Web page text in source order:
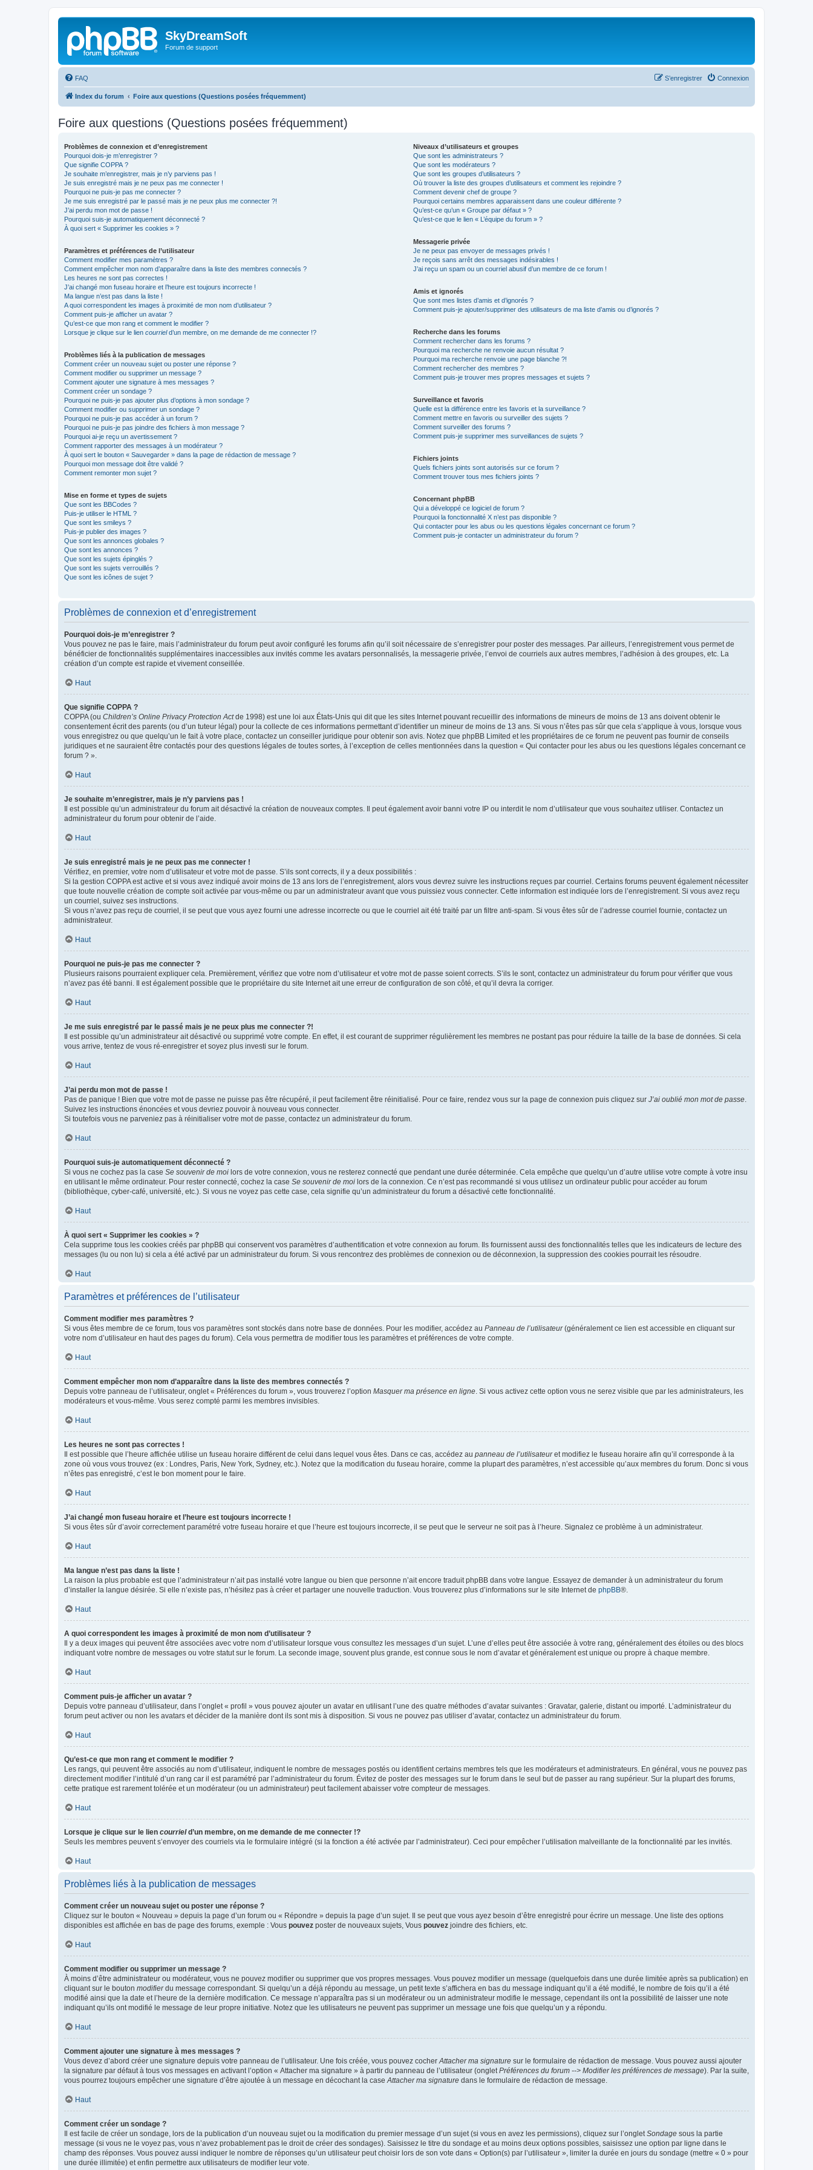
SkyDreamSoft
Forum de support
FAQ Connexion
S’enregistrer
Index du forum Foire aux questions (Questions posées fréquemment)
Foire aux questions (Questions posées fréquemment)
Problèmes de connexion et d’enregistrement
Pourquoi dois-je m’enregistrer ?
Que signifie COPPA ?
Je souhaite m’enregistrer, mais je n’y parviens pas !
Je suis enregistré mais je ne peux pas me connecter !
Pourquoi ne puis-je pas me connecter ?
Je me suis enregistré par le passé mais je ne peux plus me connecter ?!
J’ai perdu mon mot de passe !
Pourquoi suis-je automatiquement déconnecté ?
À quoi sert « Supprimer les cookies » ?
Paramètres et préférences de l’utilisateur
Comment modifier mes paramètres ?
Comment empêcher mon nom d’apparaître dans la liste des membres connectés ?
Les heures ne sont pas correctes !
J’ai changé mon fuseau horaire et l’heure est toujours incorrecte !
Ma langue n’est pas dans la liste !
A quoi correspondent les images à proximité de mon nom d’utilisateur ?
Comment puis-je afficher un avatar ?
Qu’est-ce que mon rang et comment le modifier ?
Lorsque je clique sur le lien courrield’un membre, on me demande de me connecter !?
Problèmes liés à la publication de messages
Comment créer un nouveau sujet ou poster une réponse ?
Comment modifier ou supprimer un message ?
Comment ajouter une signature à mes messages ?
Comment créer un sondage ?
Pourquoi ne puis-je pas ajouter plus d’options à mon sondage ?
Comment modifier ou supprimer un sondage ?
Pourquoi ne puis-je pas accéder à un forum ?
Pourquoi ne puis-je pas joindre des fichiers à mon message ?
Pourquoi ai-je reçu un avertissement ?
Comment rapporter des messages à un modérateur ?
À quoi sert le bouton « Sauvegarder » dans la page de rédaction de message ?
Pourquoi mon message doit être validé ?
Comment remonter mon sujet ?
Mise en forme et types de sujets
Que sont les BBCodes ?
Puis-je utiliser le HTML ?
Que sont les smileys ?
Puis-je publier des images ?
Que sont les annonces globales ?
Que sont les annonces ?
Que sont les sujets épinglés ?
Que sont les sujets verrouillés ?
Que sont les icônes de sujet ?
Niveaux d’utilisateurs et groupes
Que sont les administrateurs ?
Que sont les modérateurs ?
Que sont les groupes d’utilisateurs ?
Où trouver la liste des groupes d’utilisateurs et comment les rejoindre ?
Comment devenir chef de groupe ?
Pourquoi certains membres apparaissent dans une couleur différente ?
Qu’est-ce qu’un « Groupe par défaut » ?
Qu’est-ce que le lien « L’équipe du forum » ?
Messagerie privée
Je ne peux pas envoyer de messages privés !
Je reçois sans arrêt des messages indésirables !
J’ai reçu un spam ou un courriel abusif d’un membre de ce forum !
Amis et ignorés
Que sont mes listes d’amis et d’ignorés ?
Comment puis-je ajouter/supprimer des utilisateurs de ma liste d’amis ou d’ignorés ?
Recherche dans les forums
Comment rechercher dans les forums ?
Pourquoi ma recherche ne renvoie aucun résultat ?
Pourquoi ma recherche renvoie une page blanche ?!
Comment rechercher des membres ?
Comment puis-je trouver mes propres messages et sujets ?
Surveillance et favoris
Quelle est la différence entre les favoris et la surveillance ?
Comment mettre en favoris ou surveiller des sujets ?
Comment surveiller des forums ?
Comment puis-je supprimer mes surveillances de sujets ?
Fichiers joints
Quels fichiers joints sont autorisés sur ce forum ?
Comment trouver tous mes fichiers joints ?
Concernant phpBB
Qui a développé ce logiciel de forum ?
Pourquoi la fonctionnalité X n’est pas disponible ?
Qui contacter pour les abus ou les questions légales concernant ce forum ?
Comment puis-je contacter un administrateur du forum ?
Problèmes de connexion et d’enregistrement
Pourquoi dois-je m’enregistrer ?
Vous pouvez ne pas le faire, mais l’administrateur du forum peut avoir configuré les forums afin qu’il soit nécessaire de s’enregistrer pour poster des messages. Par ailleurs, l’enregistrement vous permet de
bénéficier de fonctionnalités supplémentaires inaccessibles aux invités comme les avatars personnalisés, la messagerie privée, l’envoi de courriels aux autres membres, l’adhésion à des groupes, etc. La
création d’un compte est rapide et vivement conseillée.
Haut
Que signifie COPPA ?
COPPA (ou Children’s Online Privacy Protection Actde 1998) est une loi aux États-Unis qui dit que les sites Internet pouvant recueillir des informations de mineurs de moins de 13 ans doivent obtenir le
consentement écrit des parents (ou d’un tuteur légal) pour la collecte de ces informations permettant d’identifier un mineur de moins de 13 ans. Si vous n’êtes pas sûr que cela s’applique à vous, lorsque vous
vous enregistrez ou que quelqu’un le fait à votre place, contactez un conseiller juridique pour obtenir son avis. Notez que phpBB Limited et les propriétaires de ce forum ne peuvent pas fournir de conseils
juridiques et ne sauraient être contactés pour des questions légales de toutes sortes, à l’exception de celles mentionnées dans la question « Qui contacter pour les abus ou les questions légales concernant ce
forum ? ».
Haut
Je souhaite m’enregistrer, mais je n’y parviens pas !
Il est possible qu’un administrateur du forum ait désactivé la création de nouveaux comptes. Il peut également avoir banni votre IP ou interdit le nom d’utilisateur que vous souhaitez utiliser. Contactez un
administrateur du forum pour obtenir de l’aide.
Haut
Je suis enregistré mais je ne peux pas me connecter !
Vérifiez, en premier, votre nom d’utilisateur et votre mot de passe. S’ils sont corrects, il y a deux possibilités :
Si la gestion COPPA est active et si vous avez indiqué avoir moins de 13 ans lors de l’enregistrement, alors vous devrez suivre les instructions reçues par courriel. Certains forums peuvent également nécessiter
que toute nouvelle création de compte soit activée par vous-même ou par un administrateur avant que vous puissiez vous connecter. Cette information est indiquée lors de l’enregistrement. Si vous avez reçu
un courriel, suivez ses instructions.
Si vous n’avez pas reçu de courriel, il se peut que vous ayez fourni une adresse incorrecte ou que le courriel ait été traité par un filtre anti-spam. Si vous êtes sûr de l’adresse courriel fournie, contactez un
administrateur.
Haut
Pourquoi ne puis-je pas me connecter ?
Plusieurs raisons pourraient expliquer cela. Premièrement, vérifiez que votre nom d’utilisateur et votre mot de passe soient corrects. S’ils le sont, contactez un administrateur du forum pour vérifier que vous
n’avez pas été banni. Il est également possible que le propriétaire du site Internet ait une erreur de configuration de son côté, et qu’il devra la corriger.
Haut
Je me suis enregistré par le passé mais je ne peux plus me connecter ?!
Il est possible qu’un administrateur ait désactivé ou supprimé votre compte. En effet, il est courant de supprimer régulièrement les membres ne postant pas pour réduire la taille de la base de données. Si cela
vous arrive, tentez de vous ré-enregistrer et soyez plus investi sur le forum.
Haut
J’ai perdu mon mot de passe !
Pas de panique ! Bien que votre mot de passe ne puisse pas être récupéré, il peut facilement être réinitialisé. Pour ce faire, rendez vous sur la page de connexion puis cliquez sur J’ai oublié mon mot de passe
Suivez les instructions énoncées et vous devriez pouvoir à nouveau vous connecter.
Si toutefois vous ne parveniez pas à réinitialiser votre mot de passe, contactez un administrateur du forum.
Haut
Pourquoi suis-je automatiquement déconnecté ?
Si vous ne cochez pas la case Se souvenir de moi lors de votre connexion, vous ne resterez connecté que pendant une durée déterminée. Cela empêche que quelqu’un d’autre utilise votre compte à votre insu
en utilisant le même ordinateur. Pour rester connecté, cochez la case Se souvenir de moi lors de la connexion. Ce n’est pas recommandé si vous utilisez un ordinateur public pour accéder au forum
(bibliothèque, cyber-café, université, etc.). Si vous ne voyez pas cette case, cela signifie qu’un administrateur du forum a désactivé cette fonctionnalité.
Haut
À quoi sert « Supprimer les cookies » ?
Cela supprime tous les cookies créés par phpBB qui conservent vos paramètres d’authentification et votre connexion au forum. Ils fournissent aussi des fonctionnalités telles que les indicateurs de lecture des
messages (lu ou non lu) si cela a été activé par un administrateur du forum. Si vous rencontrez des problèmes de connexion ou de déconnexion, la suppression des cookies pourrait les résoudre.
Haut
Paramètres et préférences de l’utilisateur
Comment modifier mes paramètres ?
Si vous êtes membre de ce forum, tous vos paramètres sont stockés dans notre base de données. Pour les modifier, accédez au Panneau de l’utilisateur(généralement ce lien est accessible en cliquant sur
votre nom d’utilisateur en haut des pages du forum). Cela vous permettra de modifier tous les paramètres et préférences de votre compte.
Haut
Comment empêcher mon nom d’apparaître dans la liste des membres connectés ?
Depuis votre panneau de l’utilisateur, onglet « Préférences du forum », vous trouverez l’option Masquer ma présence en ligne . Si vous activez cette option vous ne serez visible que par les administrateurs, les
modérateurs et vous-même. Vous serez compté parmi les membres invisibles.
Haut
Les heures ne sont pas correctes !
Il est possible que l’heure affichée utilise un fuseau horaire différent de celui dans lequel vous êtes. Dans ce cas, accédez au panneau de l’utilisateuret modifiez le fuseau horaire afin qu’il corresponde à la
zone où vous vous trouvez (ex : Londres, Paris, New York, Sydney, etc.). Notez que la modification du fuseau horaire, comme la plupart des paramètres, n’est accessible qu’aux membres du forum. Donc si vous
n’êtes pas enregistré, c’est le bon moment pour le faire.
Haut
J’ai changé mon fuseau horaire et l’heure est toujours incorrecte !
Si vous êtes sûr d’avoir correctement paramétré votre fuseau horaire et que l’heure est toujours incorrecte, il se peut que le serveur ne soit pas à l’heure. Signalez ce problème à un administrateur.
Haut
Ma langue n’est pas dans la liste !
La raison la plus probable est que l’administrateur n’ait pas installé votre langue ou bien que personne n’ait encore traduit phpBB dans votre langue. Essayez de demander à un administrateur du forum
d’installer la langue désirée. Si elle n’existe pas, n’hésitez pas à créer et partager une nouvelle traduction. Vous trouverez plus d’informations sur le site Internet de phpBB®.
Haut
A quoi correspondent les images à proximité de mon nom d’utilisateur ?
Il y a deux images qui peuvent être associées avec votre nom d’utilisateur lorsque vous consultez les messages d’un sujet. L’une d’elles peut être associée à votre rang, généralement des étoiles ou des blocs
indiquant votre nombre de messages ou votre statut sur le forum. La seconde image, souvent plus grande, est connue sous le nom d’avatar et généralement est unique ou propre à chaque membre.
Haut
Comment puis-je afficher un avatar ?
Depuis votre panneau d’utilisateur, dans l’onglet « profil » vous pouvez ajouter un avatar en utilisant l’une des quatre méthodes d’avatar suivantes : Gravatar, galerie, distant ou importé. L’administrateur du
forum peut activer ou non les avatars et décider de la manière dont ils sont mis à disposition. Si vous ne pouvez pas utiliser d’avatar, contactez un administrateur du forum.
Haut
Qu’est-ce que mon rang et comment le modifier ?
Les rangs, qui peuvent être associés au nom d’utilisateur, indiquent le nombre de messages postés ou identifient certains membres tels que les modérateurs et administrateurs. En général, vous ne pouvez pas
directement modifier l’intitulé d’un rang car il est paramétré par l’administrateur du forum. Évitez de poster des messages sur le forum dans le seul but de passer au rang supérieur. Sur la plupart des forums,
cette pratique est rarement tolérée et un modérateur (ou un administrateur) peut facilement abaisser votre compteur de messages.
Haut
Lorsque je clique sur le lien courrield’un membre, on me demande de me connecter !?
Seuls les membres peuvent s’envoyer des courriels via le formulaire intégré (si la fonction a été activée par l’administrateur). Ceci pour empêcher l’utilisation malveillante de la fonctionnalité par les invités.
Haut
Problèmes liés à la publication de messages
Comment créer un nouveau sujet ou poster une réponse ?
Cliquez sur le bouton « Nouveau » depuis la page d’un forum ou « Répondre » depuis la page d’un sujet. Il se peut que vous ayez besoin d’être enregistré pour écrire un message. Une liste des options
disponibles est affichée en bas de page des forums, exemple : Vous pouvez poster de nouveaux sujets, Vous pouvez joindre des fichiers, etc.
Haut
Comment modifier ou supprimer un message ?
À moins d’être administrateur ou modérateur, vous ne pouvez modifier ou supprimer que vos propres messages. Vous pouvez modifier un message (quelquefois dans une durée limitée après sa publication) en
cliquant sur le bouton modifierdu message correspondant. Si quelqu’un a déjà répondu au message, un petit texte s’affichera en bas du message indiquant qu’il a été modifié, le nombre de fois qu’il a été
modifié ainsi que la date et l’heure de la dernière modification. Ce message n’apparaîtra pas si un modérateur ou un administrateur modifie le message, cependant ils ont la possibilité de laisser une note
indiquant qu’ils ont modifié le message de leur propre initiative. Notez que les utilisateurs ne peuvent pas supprimer un message une fois que quelqu’un y a répondu.
Haut
Comment ajouter une signature à mes messages ?
Vous devez d’abord créer une signature depuis votre panneau de l’utilisateur. Une fois créée, vous pouvez cocher Attacher ma signature sur le formulaire de rédaction de message. Vous pouvez aussi ajouter
la signature par défaut à tous vos messages en activant l’option « Attacher ma signature » à partir du panneau de l’utilisateur (onglet Préférences du forum --> Modifier les préférences de message). Par la suite,
vous pourrez toujours empêcher une signature d’être ajoutée à un message en décochant la case Attacher ma signature dans le formulaire de rédaction de message.
Haut
Comment créer un sondage ?
Il est facile de créer un sondage, lors de la publication d’un nouveau sujet ou la modification du premier message d’un sujet (si vous en avez les permissions), cliquez sur l’onglet Sondage sous la partie
message (si vous ne le voyez pas, vous n’avez probablement pas le droit de créer des sondages). Saisissez le titre du sondage et au moins deux options possibles, saisissez une option par ligne dans le
champ des réponses. Vous pouvez aussi indiquer le nombre de réponses qu’un utilisateur peut choisir lors de son vote dans « Option(s) par l’utilisateur », limiter la durée en jours du sondage (mettre « 0 » pour
une durée illimitée) et enfin permettre aux utilisateurs de modifier leur vote.